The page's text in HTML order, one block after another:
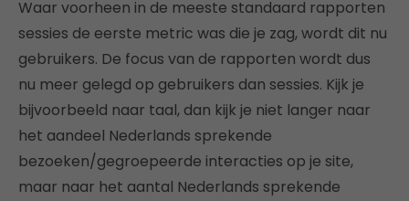
Waar voorheen in de meeste standaard rapporten
sessies de eerste metric was die je zag, wordt dit nu
gebruikers. De focus van de rapporten wordt dus
nu meer gelegd op gebruikers dan sessies. Kijk je
bijvoorbeeld naar taal, dan kijk je niet langer naar
het aandeel Nederlands sprekende
bezoeken/gegroepeerde interacties op je site,
maar naar het aantal Nederlands sprekende